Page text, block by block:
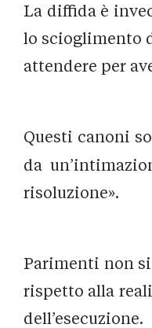
La diffida è
lo scioglimento
attendere per
Questi canoni
da
risoluzione».
Parimenti non
rispetto alla
dell’esecuzione.